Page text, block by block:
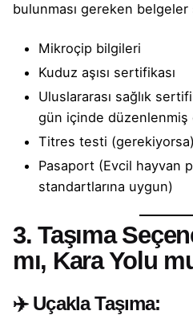
bulunması gereken belgeler
Mikroçip bilgileri
Kuduz aşısı sertifikası
Uluslararası sağlık
gün içinde düzenlenmiş
Titres testi (gerekiyorsa)
Pasaport (Evcil hayvan
standartlarına uygun)
3. Taşıma
mı, Kara Yolu
✈️ Uçakla Taşıma: